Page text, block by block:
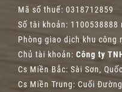
Mã số thuế: 0318712859
Số tài khoản:
Phòng giao dịch khu công
Chủ tài khoản: Công ty
Cs Miền Bắc: Sài Sơn,
Cs Miền Trung: Cuối